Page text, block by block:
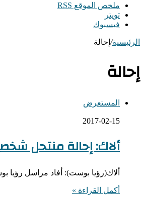
ملخص الموقع RSS
تويتر
فيسبوك
الرئيسية/ إحالة
إحالة
المستعرض
2017-02-15
ألاك: إحالة منتحل
ألاك(رؤيا بوست): أفاد مراسل رؤيا
أكمل القراءة »